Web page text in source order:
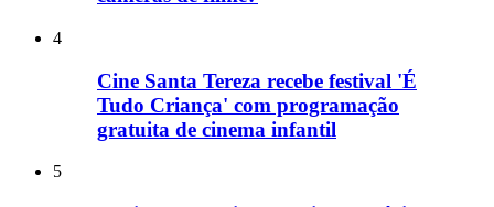
4
Cine Santa Tereza recebe festival 'É
Tudo Criança' com programação
gratuita de cinema infantil
5